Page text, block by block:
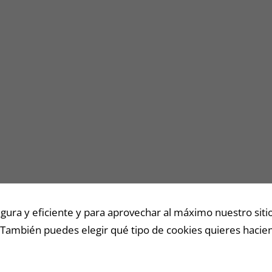
y eficiente y para aprovechar al máximo nuestro
puedes elegir qué tipo de cookies quieres
funcione lo
mejor posible
durante tu